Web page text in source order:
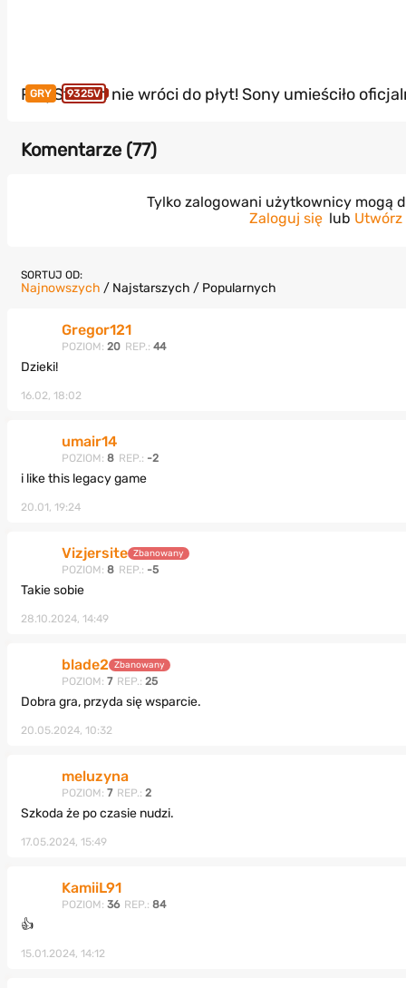
GRY 9325V
PlayStation nie wróci do płyt! Sony umieściło
Komentarze (77)
Tylko zalogowani użytkownicy mogą
Zaloguj się lub
SORTUJ OD:
Najnowszych / Najstarszych / Popularnych
Gregor121
POZIOM: 20 REP.: 44
Dzieki!
16.02, 18:02
umair14
POZIOM: 8 REP.: -2
i like this legacy game
20.01, 19:24
Vizjersite Zbanowany
POZIOM: 8 REP.: -5
Takie sobie
28.10.2024, 14:49
blade2 Zbanowany
POZIOM: 7 REP.: 25
Dobra gra, przyda się wsparcie.
20.05.2024, 10:32
meluzyna
POZIOM: 7 REP.: 2
Szkoda że po czasie nudzi.
17.05.2024, 15:49
KamiiL91
POZIOM: 36 REP.: 84
👍
15.01.2024, 14:12